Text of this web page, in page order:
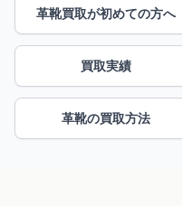
革靴買取が初めての方へ
買取実績
革靴の買取方法